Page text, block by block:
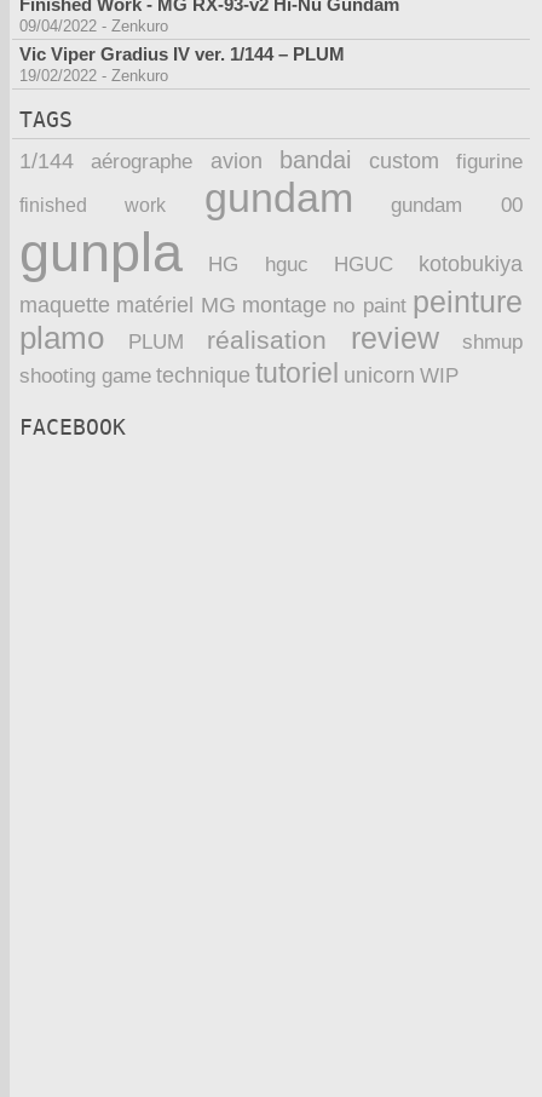
Finished Work - MG RX-93-v2 Hi-Nu Gundam
09/04/2022 - Zenkuro
Vic Viper Gradius IV ver. 1/144 – PLUM
19/02/2022 - Zenkuro
TAGS
1/144 aérographe avion bandai custom figurine
finished work gundam gundam 00
gunpla HG hguc HGUC
kotobukiya
maquette matériel MG montage no paint peinture
plamo PLUM réalisation review
shmup
shooting game technique tutoriel unicorn WIP
FACEBOOK